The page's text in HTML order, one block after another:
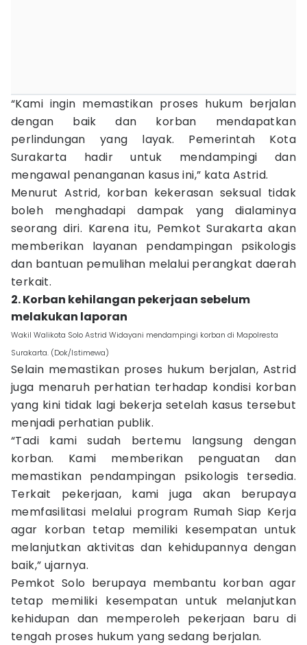
“Kami ingin memastikan proses hukum berjalan
dengan baik dan korban mendapatkan
perlindungan yang layak. Pemerintah Kota
Surakarta hadir untuk mendampingi dan
mengawal penanganan kasus ini,” kata Astrid.
Menurut Astrid, korban kekerasan seksual tidak
boleh menghadapi dampak yang dialaminya
seorang diri. Karena itu, Pemkot Surakarta akan
memberikan layanan pendampingan psikologis
dan bantuan pemulihan melalui perangkat daerah
terkait.
2. Korban kehilangan pekerjaan sebelum
melakukan laporan
Wakil Walikota Solo Astrid Widayani mendampingi korban di Mapolresta
Surakarta. (Dok/Istimewa)
Selain memastikan proses hukum berjalan, Astrid
juga menaruh perhatian terhadap kondisi korban
yang kini tidak lagi bekerja setelah kasus tersebut
menjadi perhatian publik.
“Tadi kami sudah bertemu langsung dengan
korban. Kami memberikan penguatan dan
memastikan pendampingan psikologis tersedia.
Terkait pekerjaan, kami juga akan berupaya
memfasilitasi melalui program Rumah Siap Kerja
agar korban tetap memiliki kesempatan untuk
melanjutkan aktivitas dan kehidupannya dengan
baik,” ujarnya.
Pemkot Solo berupaya membantu korban agar
tetap memiliki kesempatan untuk melanjutkan
kehidupan dan memperoleh pekerjaan baru di
tengah proses hukum yang sedang berjalan.